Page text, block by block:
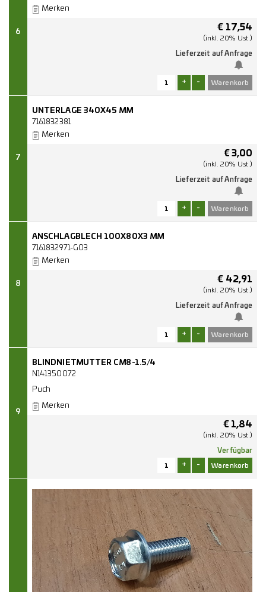
6
Merken
€ 17,54
(inkl. 20% Ust.)
Lieferzeit auf Anfrage
+ -
7
UNTERLAGE 340X45 MM
7161832381
Merken
€ 3,00
(inkl. 20% Ust.)
Lieferzeit auf Anfrage
+ -
8
ANSCHLAGBLECH 100X80X3 MM
7161832971-G03
Merken
€ 42,91
(inkl. 20% Ust.)
Lieferzeit auf Anfrage
+ -
9
BLINDNIETMUTTER CM8-1.5/4
N141350072
Puch
Merken
€ 1,84
(inkl. 20% Ust.)
Verfügbar
+ -